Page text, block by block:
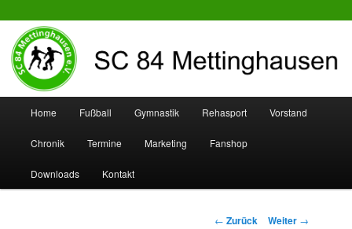
SC 84 Mettinghausen
Zum
Inhalt
wechseln
Zum
sekundären
Inhalt
Home Fußball Gymnastik Rehasport Vorstand
Chronik Termine Marketing Fanshop
Downloads Kontakt
Beitrags-
← Zurück Weiter →